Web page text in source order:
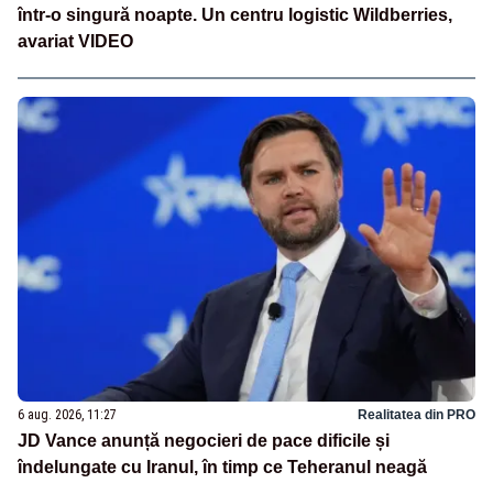
într-o singură noapte. Un centru logistic Wildberries,
avariat VIDEO
6 aug. 2026, 11:27 Realitatea din PRO
JD Vance anunță negocieri de pace dificile și
îndelungate cu Iranul, în timp ce Teheranul neagă